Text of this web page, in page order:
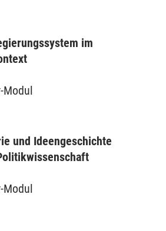
im
Modul
und Ideengeschichte
Modul